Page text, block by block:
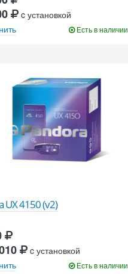
c установкой
Есть в наличии
UX 4150 (v2)
c установкой
Есть в наличии